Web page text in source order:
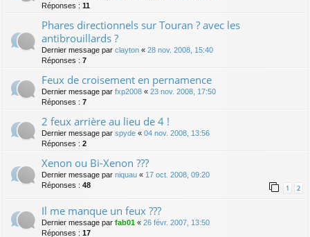
Réponses : 11
Phares directionnels sur Touran ? avec les
antibrouillards ?
Dernier message par clayton « 28 nov. 2008, 15:40
Réponses : 7
Feux de croisement en pernamence
Dernier message par fxp2008 « 23 nov. 2008, 17:50
Réponses : 7
2 feux arrière au lieu de 4 !
Dernier message par spyde « 04 nov. 2008, 13:56
Réponses : 2
Xenon ou Bi-Xenon ???
Dernier message par niquau « 17 oct. 2008, 09:20
Réponses : 48 1 2
Il me manque un feux ???
Dernier message par fab01 « 26 févr. 2007, 13:50
Réponses : 17